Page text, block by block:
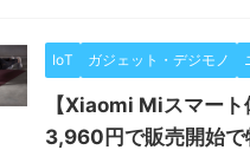
IoT ガジェット・デジモノ
【Xiaomi Miスマート
3,960円で販売開始